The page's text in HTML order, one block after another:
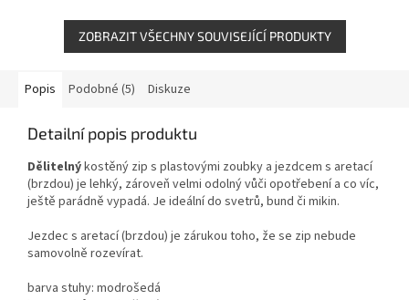
ZOBRAZIT VŠECHNY SOUVISEJÍCÍ PRODUKTY
Popis Podobné (5) Diskuze
Detailní popis produktu
Dělitelnýkostěný zip s plastovými zoubky a jezdcem s aretací
(brzdou) je lehký, zároveň velmi odolný vůči opotřebení a co víc,
ještě parádně vypadá. Je ideální do svetrů, bund či mikin.
Jezdec s aretací (brzdou) je zárukou toho, že se zip nebude
samovolně rozevírat.
barva stuhy: modrošedá